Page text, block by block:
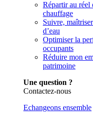
Répartir au réel
chauffage
Suivre,
d’eau
Optimiser la
occupants
Réduire mon
patrimoine
Une question ?
Contactez-nous
Echangeons ensemble